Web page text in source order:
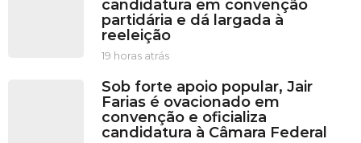
r
a
s
r
á
s
candidatura em convenção
partidária e dá largada à
reeleição
19 horas atrás1
h
o
r
a
Sob forte apoio popular, Jair
Farias é ovacionado em
convenção e oficializa
candidatura à Câmara Federal